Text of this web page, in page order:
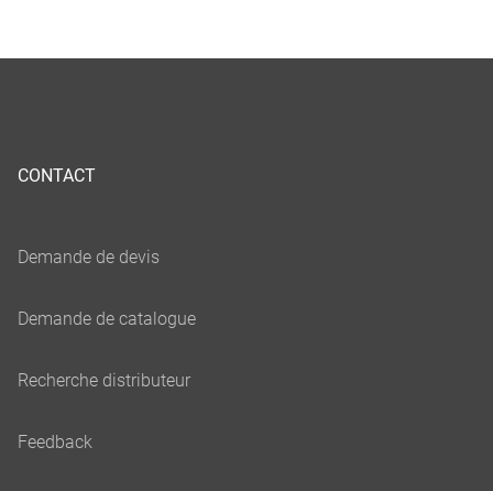
CONTACT